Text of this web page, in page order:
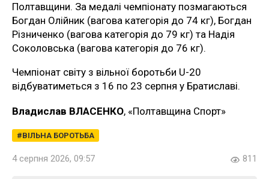
Полтавщини. За медалі чемпіонату позмагаються
Богдан Олійник (вагова категорія до 74 кг), Богдан
Різниченко (вагова категорія до 79 кг) та Надія
Соколовська (вагова категорія до 76 кг).
Чемпіонат світу з вільної боротьби U-20
відбуватиметься з 16 по 23 серпня у Братиславі.
Владислав ВЛАСЕНКО, «Полтавщина Спорт»
ВІЛЬНА БОРОТЬБА
4 серпня 2026, 09:57 811